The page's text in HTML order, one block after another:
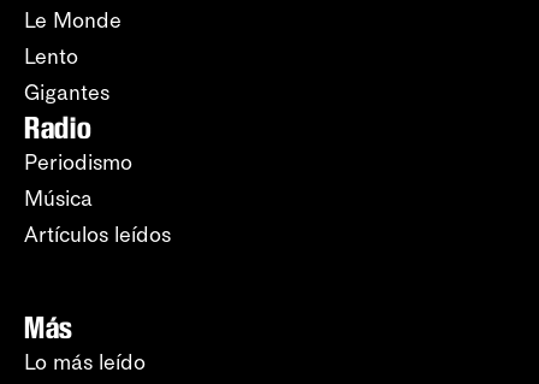
Le Monde
Lento
Gigantes
Radio
Periodismo
Música
Artículos leídos
Más
Lo más leído